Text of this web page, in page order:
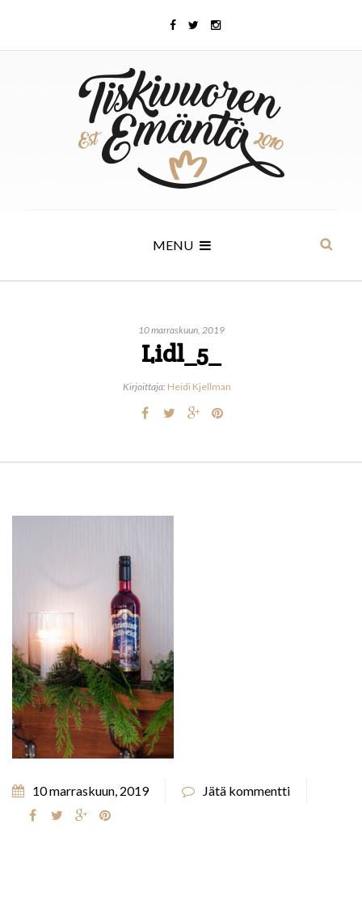
MENU
10 marraskuun, 2019
Lidl_5_
Kirjoittaja: Heidi Kjellman
10 marraskuun, 2019 Jätä kommentti